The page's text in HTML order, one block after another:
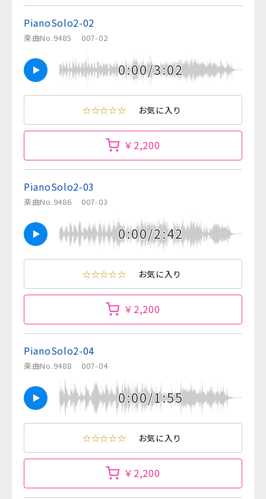
PianoSolo2-02
楽曲No.9485 007-02
0:00/3:02
☆☆☆☆☆ お気に入り
￥2,200
PianoSolo2-03
楽曲No.9486 007-03
0:00/2:42
☆☆☆☆☆ お気に入り
￥2,200
PianoSolo2-04
楽曲No.9488 007-04
0:00/1:55
☆☆☆☆☆ お気に入り
￥2,200